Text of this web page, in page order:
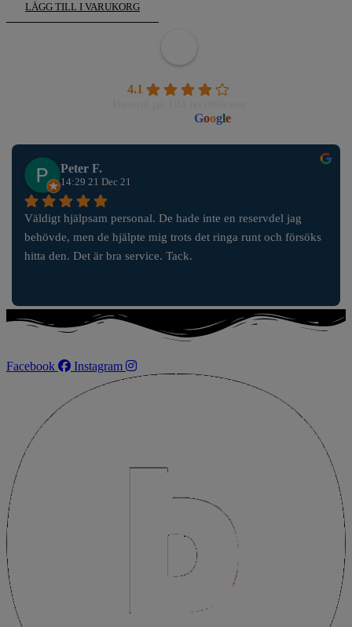
LÄGG TILL I VARUKORG
4.1
Google
Peter F.
14:29 21 Dec 21
Väldigt hjälpsam personal. De hade inte en reservdel jag
behövde, men de hjälpte mig trots det ringa runt och försöks
hitta den. Det är bra service. Tack.
Facebook Instagram